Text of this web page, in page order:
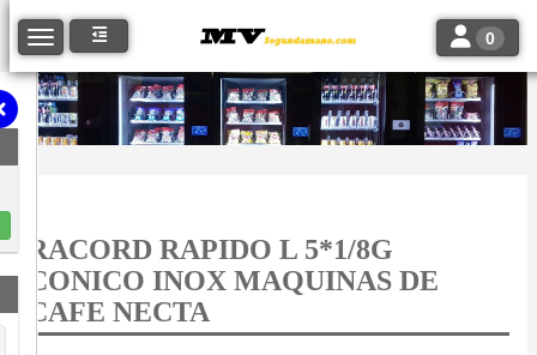
Toggle navigation Toggle
0
RACORD RAPIDO L 5*1/8G
CONICO INOX MAQUINAS DE
CAFE NECTA